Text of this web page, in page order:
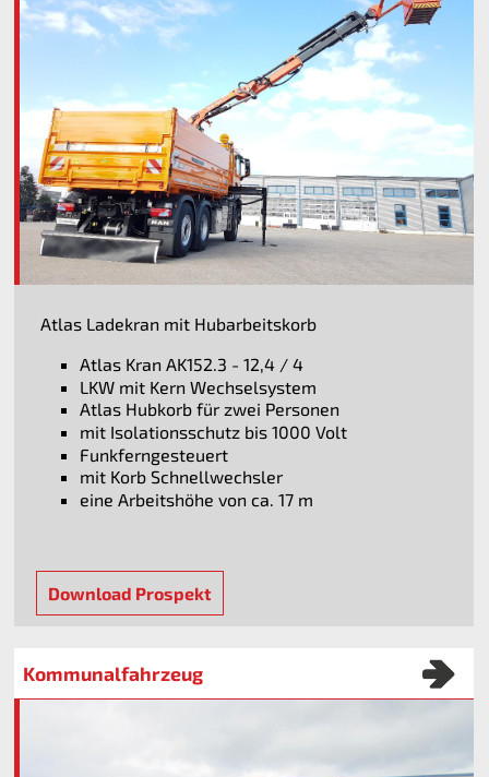
Atlas Ladekran mit Hubarbeitskorb
Atlas Kran AK152.3 - 12,4 / 4
LKW mit Kern Wechselsystem
Atlas Hubkorb für zwei Personen
mit Isolationsschutz bis 1000 Volt
Funkferngesteuert
mit Korb Schnellwechsler
eine Arbeitshöhe von ca. 17 m
Download Prospekt
Kommunalfahrzeug